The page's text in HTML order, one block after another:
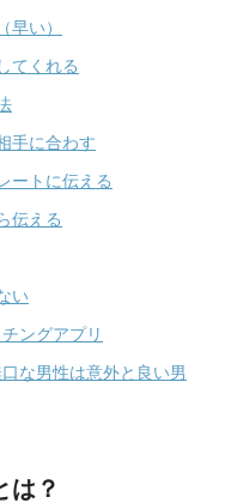
早い）
てくれる
手に合わす
ートに伝える
伝える
い
ングアプリ
な男性は意外と良い男
は？